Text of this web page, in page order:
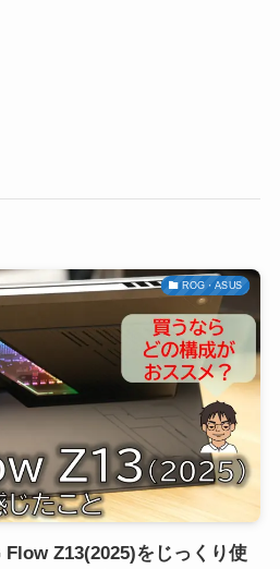
ROG・ASUS
Flow Z13(2025)をじっくり使